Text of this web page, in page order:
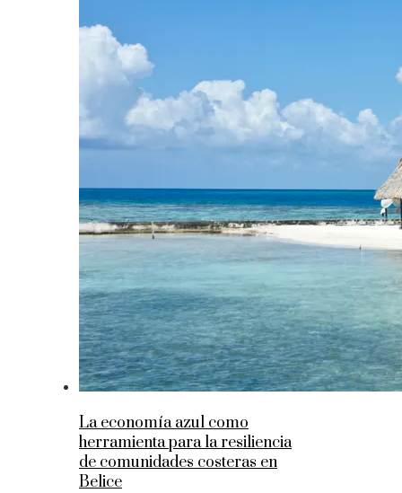
La economía azul como
herramienta para la resiliencia
de comunidades costeras en
Belice